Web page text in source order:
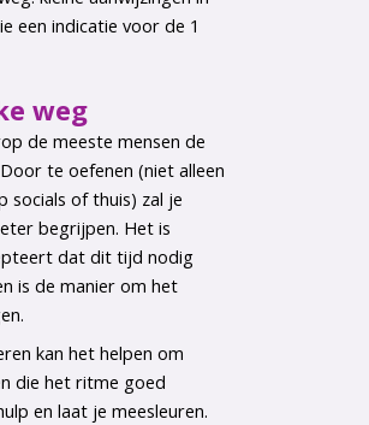
een indicatie voor de 1
weg
de meeste mensen de
te oefenen (niet alleen
socials of thuis) zal je
begrijpen. Het is
dat dit tijd nodig
is de manier om het
kan het helpen om
die het ritme goed
en laat je meesleuren.